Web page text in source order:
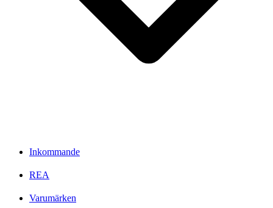
Inkommande
REA
Varumärken